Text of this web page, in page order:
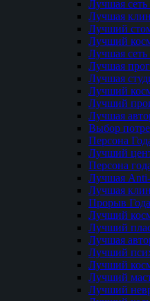
Лучшая
Лучшая
Лучший
Лучший
Лучшая сеть
Лучшая
Лучшая
Лучший
Лучший
Лучшая
Выбор
Персона
Лучший
Персона
Лучшая
Лучшая
Прорыв Года
Лучший
Лучший
Лучшая
Лучший
Лучший
Лучший
Лучший